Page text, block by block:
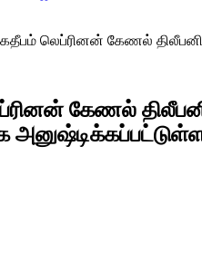
லெப்ரினன் கேணல்
கேணல்